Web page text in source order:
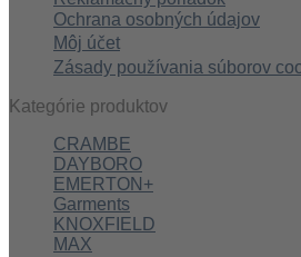
Ochrana osobných údajov
Môj účet
Zásady používania súborov
Kategórie produktov
CRAMBE
DAYBORO
EMERTON+
Garments
KNOXFIELD
MAX